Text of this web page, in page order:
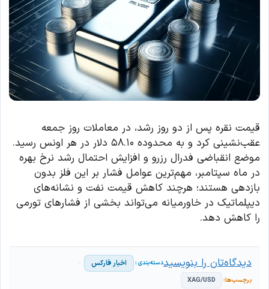
قیمت نقره پس از دو روز رشد، در معاملات روز جمعه
عقب‌نشینی کرد و به محدوده ۵۸.۱۰ دلار در هر اونس رسید.
موضع انقباضی فدرال رزرو و افزایش احتمال رشد نرخ بهره
در ماه سپتامبر، مهم‌ترین عوامل فشار بر این فلز بدون
بازدهی هستند؛ هرچند کاهش قیمت نفت و نشانه‌های
دیپلماتیک در خاورمیانه می‌تواند بخشی از فشارهای تورمی
را کاهش دهد.
اخبار فارکس
XAG/USD
دیدگاه‌تان را بنویسید